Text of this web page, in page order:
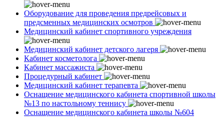
Оборудование для проведения предрейсовых и
предсменных медицинских осмотров
Медицинский кабинет спортивного учреждения
Медицинский кабинет детского лагеря
Кабинет косметолога
Кабинет массажиста
Процедурный кабинет
Медицинский кабинет терапевта
Оснащение медицинского кабинета спортивной школы
№13 по настольному теннису
Оснащение медицинского кабинета школы №604